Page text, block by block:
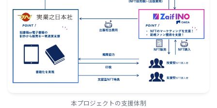
本プロジェクトの支援体制